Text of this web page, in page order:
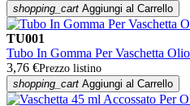
shopping_cart Aggiungi al Carrello
TU001
Tubo In Gomma Per Vaschetta
3,76 €Prezzo listino
shopping_cart Aggiungi al Carrello